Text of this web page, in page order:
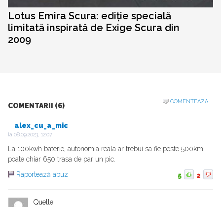
Lotus Emira Scura: ediție specială
limitată inspirată de Exige Scura din
2009
COMENTARII (6)
COMENTEAZA
alex_cu_a_mic
la 08.09.2023, 12:07
La 100kwh baterie, autonomia reala ar trebui sa fie peste 500km,
poate chiar 650 trasa de par un pic.
Raportează abuz
5 2
Quelle